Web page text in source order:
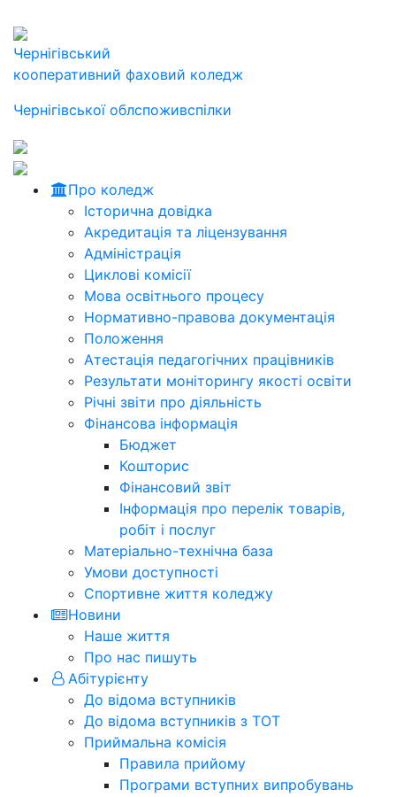
Чернігівський
кооперативний фаховий коледж
Чернігівської облспоживспілки
Про коледж
Історична довідка
Акредитація та ліцензування
Адміністрація
Циклові комісії
Мова освітнього процесу
Нормативно-правова документація
Положення
Атестація педагогічних працівників
Результати моніторингу якості освіти
Річні звіти про діяльність
Фінансова інформація
Бюджет
Кошторис
Фінансовий звіт
Інформація про перелік товарів,
робіт і послуг
Матеріально-технічна база
Умови доступності
Спортивне життя коледжу
Новини
Наше життя
Про нас пишуть
Абітурієнту
До відома вступників
До відома вступників з ТОТ
Приймальна комісія
Правила прийому
Програми вступних випробувань